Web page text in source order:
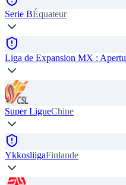
Serie BÉquateur
Liga de Expansion MX :
Super LigueChine
YkkosliigaFinlande